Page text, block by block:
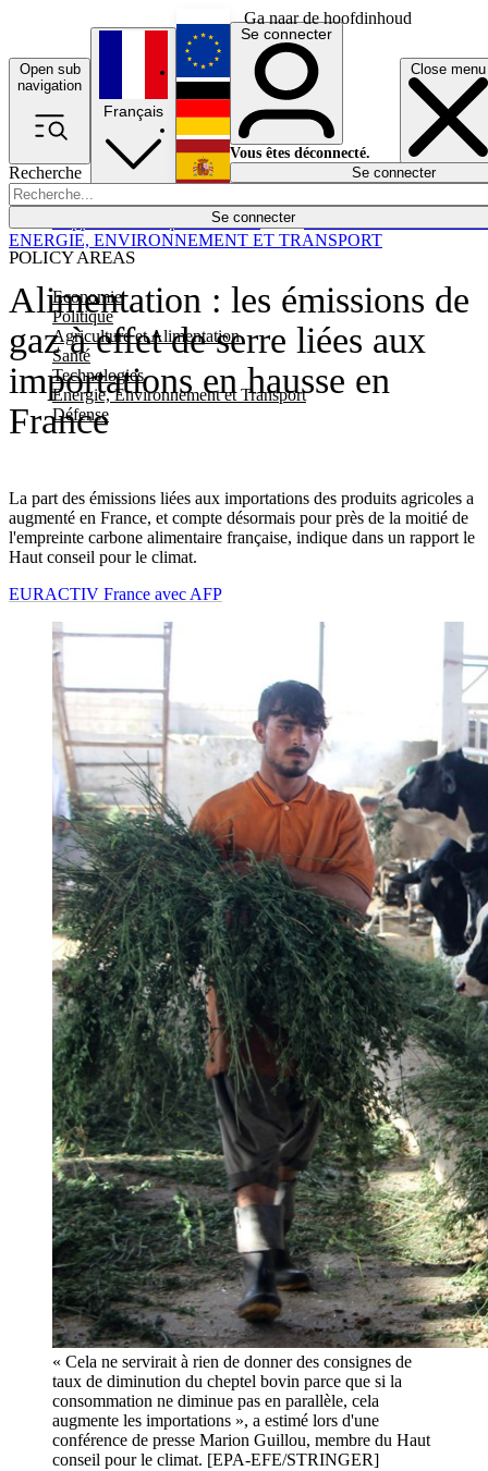
Ga naar de hoofdinhoud
Open sub
navigation
Close menu
Recherche
Se connecter
POLICY AREAS
Economie
Politique
Agriculture et Alimentation
Santé
Technologies
Energie, Environnement et Transport
Défense
Économie
Français
English
Deutsch
Español
Se connecter
Vous êtes déconnecté.
Se connecter
Alimentation : les émissions de
gaz à effet de serre liées aux
importations en hausse en
France
La part des émissions liées aux importations des produits agricoles a
augmenté en France, et compte désormais pour près de la moitié de
l'empreinte carbone alimentaire française, indique dans un rapport le
Haut conseil pour le climat.
ENERGIE, ENVIRONNEMENT ET TRANSPORT
EURACTIV France avec AFP
« Cela ne servirait à rien de donner des consignes de
taux de diminution du cheptel bovin parce que si la
consommation ne diminue pas en parallèle, cela
augmente les importations », a estimé lors d'une
conférence de presse Marion Guillou, membre du Haut
conseil pour le climat. [EPA-EFE/STRINGER]